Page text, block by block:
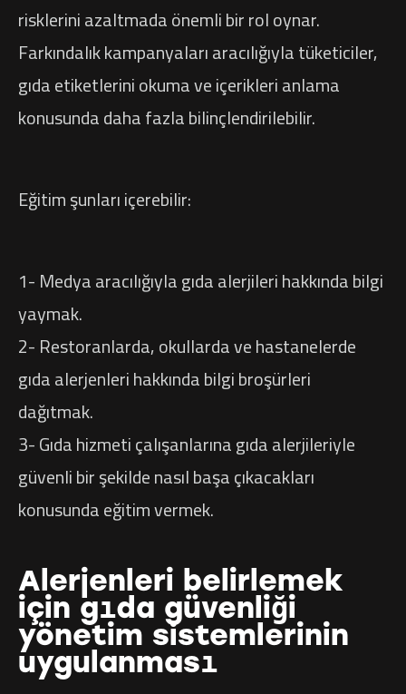
risklerini azaltmada önemli bir rol oynar.
Farkındalık kampanyaları aracılığıyla tüketiciler,
gıda etiketlerini okuma ve içerikleri anlama
konusunda daha fazla bilinçlendirilebilir.
Eğitim şunları içerebilir:
1- Medya aracılığıyla gıda alerjileri hakkında bilgi
yaymak.
2- Restoranlarda, okullarda ve hastanelerde
gıda alerjenleri hakkında bilgi broşürleri
dağıtmak.
3- Gıda hizmeti çalışanlarına gıda alerjileriyle
güvenli bir şekilde nasıl başa çıkacakları
konusunda eğitim vermek.
Alerjenleri belirlemek
için gıda güvenliği
yönetim sistemlerinin
uygulanması